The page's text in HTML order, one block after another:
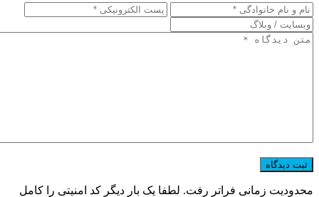
محدودیت زمانی فراتر رفت. لطفا یک بار دیگر کد امنیتی را کامل